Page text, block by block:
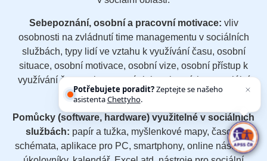
Sebepoznání, osobnía pracovní motivace: vliv
osobnosti na zvládnutí time managementu v sociálních
službách, typy lidí ve vztahu k využívání času, osobní
situace, osobní motivace, osobní vize, osobní přístup k
využívání času, relaxace, trénink v situacích ze sociální
oblasti.
Pomůcky (software, hardware) využitelné v sociálních
službách: papír a tužka, myšlenkové mapy, časová
schémata, aplikace pro PC, smartphony, online nástroje,
Potřebujete poradit?Zeptejte se našeho
asistentaChettyho.